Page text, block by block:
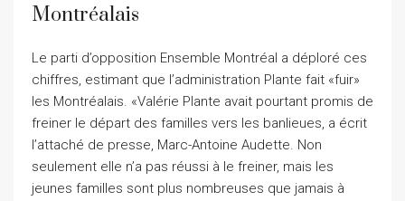
Montréalais
Le parti d’opposition Ensemble Montréal a déploré ces
chiffres, estimant que l’administration Plante fait «fuir»
les Montréalais. «Valérie Plante avait pourtant promis de
freiner le départ des familles vers les banlieues, a écrit
l’attaché de presse, Marc-Antoine Audette. Non
seulement elle n’a pas réussi à le freiner, mais les
jeunes familles sont plus nombreuses que jamais à